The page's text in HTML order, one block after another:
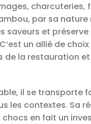
charcuteries,
par sa nature
saveurs et
un allié de
de la restauration
il se transporte
les contextes. Sa
chocs en fait un